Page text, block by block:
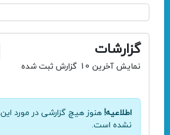
گزارشات
نمایش آخرین 10 گزارش ثبت شده
اطلاعیه! هنوز هیچ گزارشی در مورد این
نشده است.